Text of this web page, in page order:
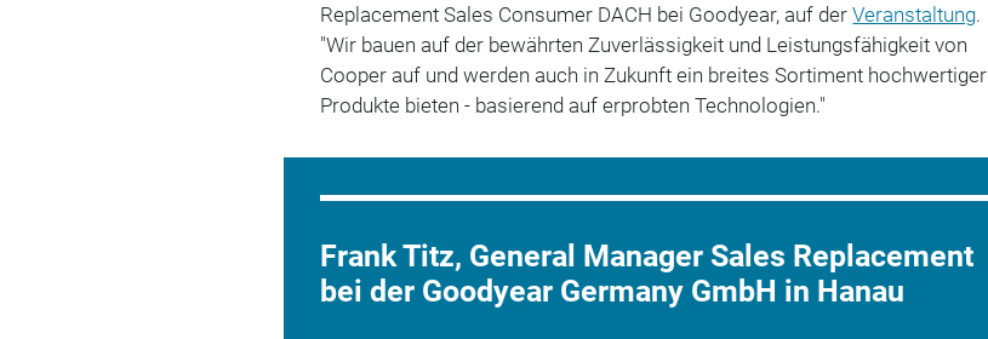
Replacement Sales Consumer DACH bei Goodyear, auf derVeranstaltung.
"Wir bauen auf der bewährten Zuverlässigkeit und Leistungsfähigkeit von
Cooper auf und werden auch in Zukunft ein breites Sortiment hochwertiger
Produkte bieten - basierend auf erprobten Technologien."
Frank Titz, General Manager Sales Replacement
bei der Goodyear Germany GmbH in Hanau